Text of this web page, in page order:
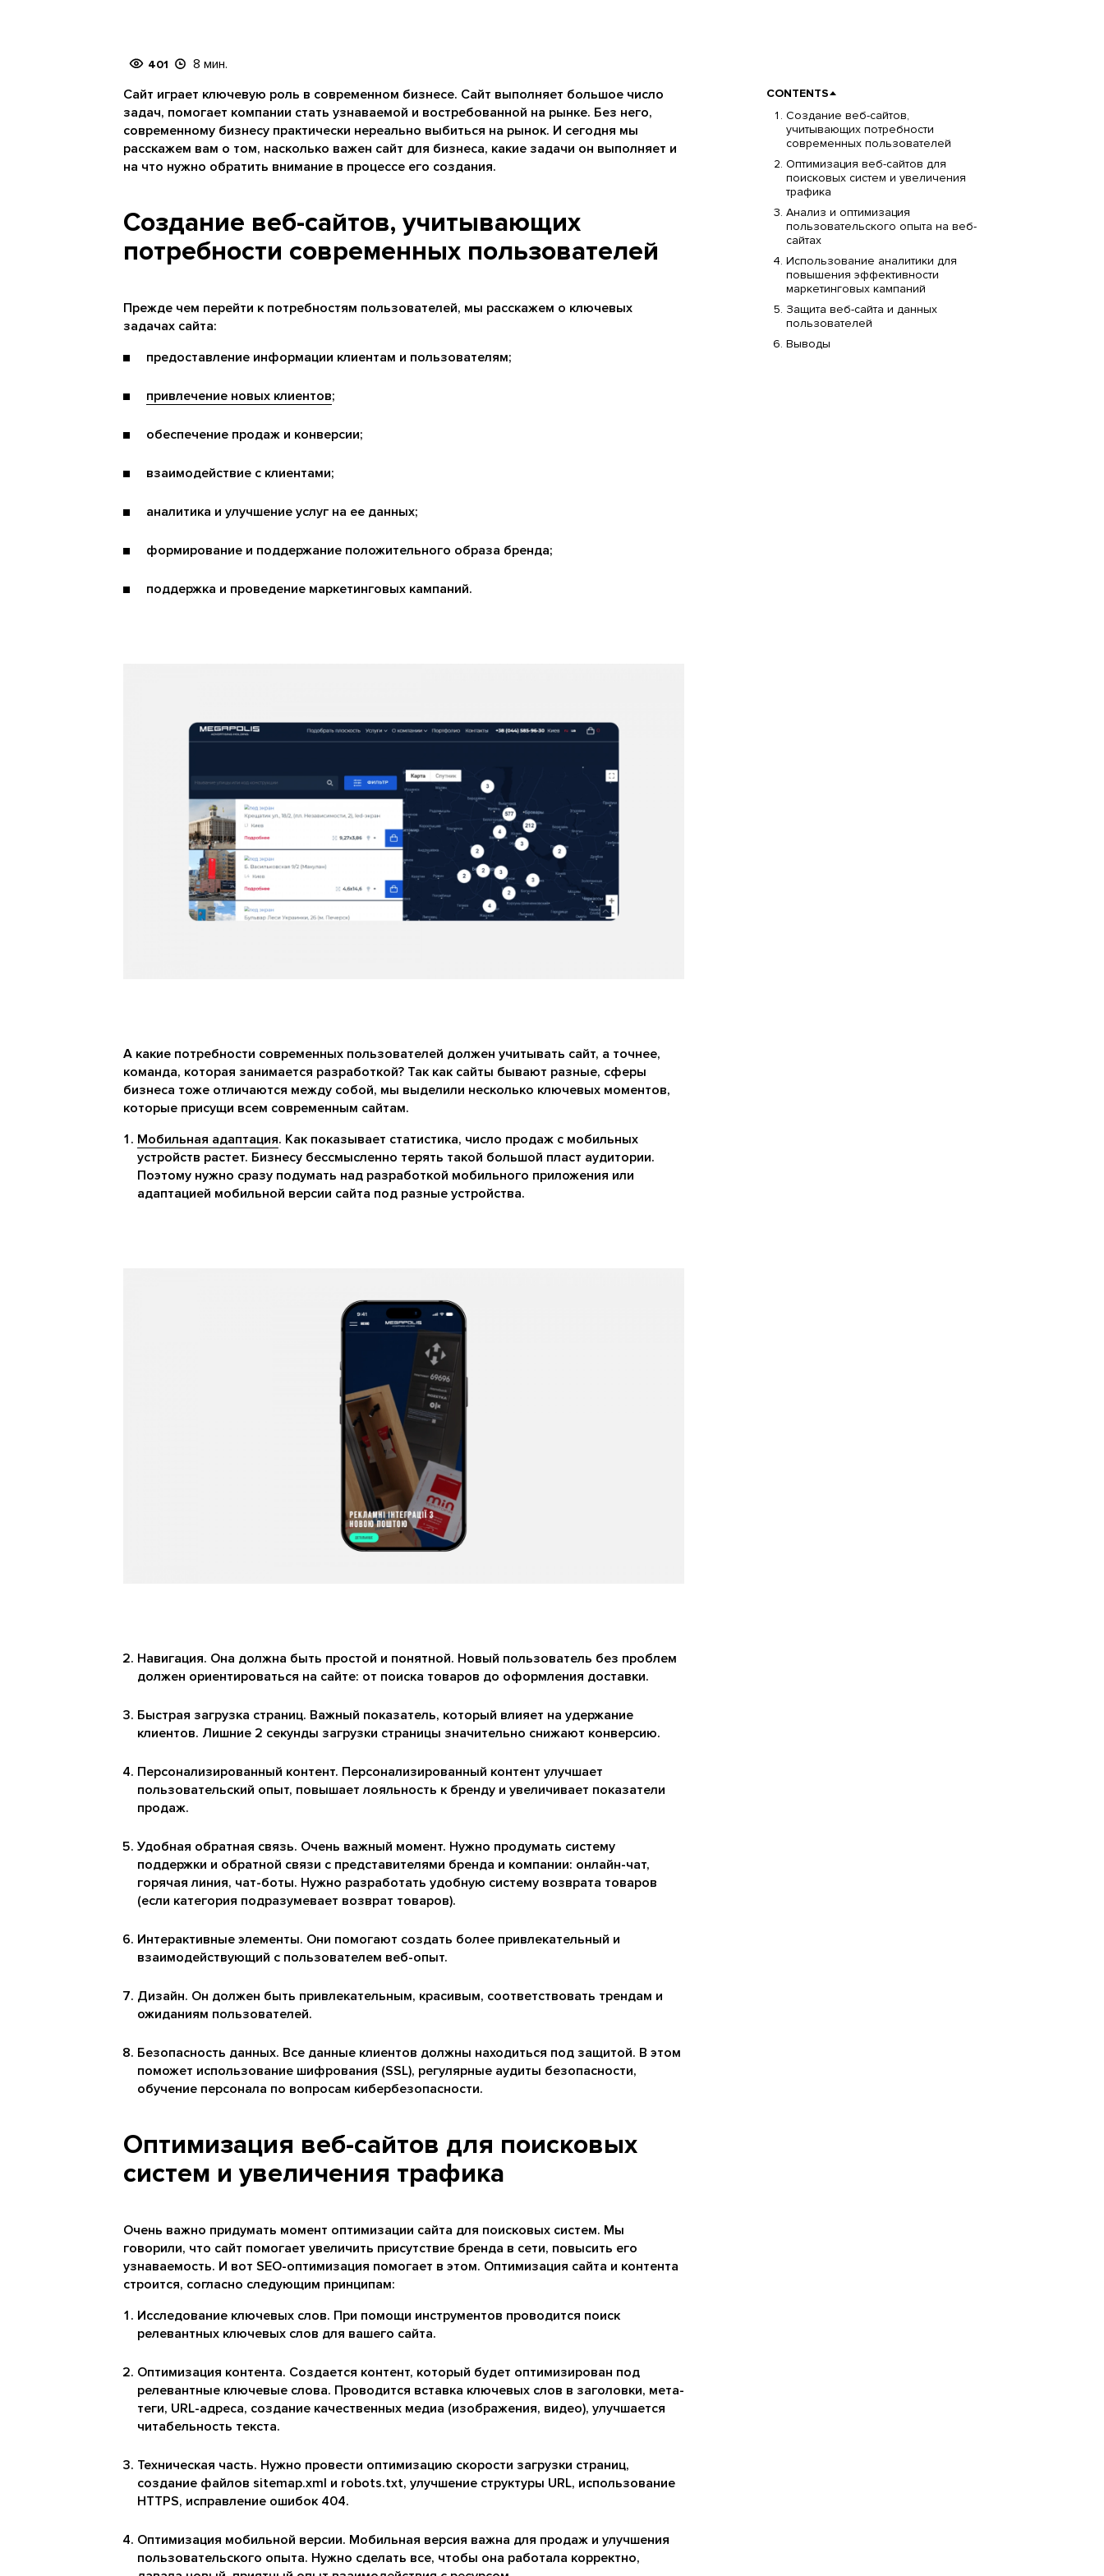
401 8 мин.
CONTENTS
Создание веб-сайтов,
учитывающих потребности
современных пользователей
Оптимизация веб-сайтов для
поисковых систем и увеличения
трафика
Анализ и оптимизация
пользовательского опыта на веб-
сайтах
Использование аналитики для
повышения эффективности
маркетинговых кампаний
Защита веб-сайта и данных
пользователей
Выводы
Сайт играет ключевую роль в современном бизнесе. Сайт выполняет большое число
задач, помогает компании стать узнаваемой и востребованной на рынке. Без него,
современному бизнесу практически нереально выбиться на рынок. И сегодня мы
расскажем вам о том, насколько важен сайт для бизнеса, какие задачи он выполняет и
на что нужно обратить внимание в процессе его создания.
Создание веб-сайтов, учитывающих
потребности современных пользователей
Прежде чем перейти к потребностям пользователей, мы расскажем о ключевых
задачах сайта:
предоставление информации клиентам и пользователям;
привлечение новых клиентов;
обеспечение продаж и конверсии;
взаимодействие с клиентами;
аналитика и улучшение услуг на ее данных;
формирование и поддержание положительного образа бренда;
поддержка и проведение маркетинговых кампаний.
А какие потребности современных пользователей должен учитывать сайт, а точнее,
команда, которая занимается разработкой? Так как сайты бывают разные, сферы
бизнеса тоже отличаются между собой, мы выделили несколько ключевых моментов,
которые присущи всем современным сайтам.
Мобильная адаптация. Как показывает статистика, число продаж с мобильных
устройств растет. Бизнесу бессмысленно терять такой большой пласт аудитории.
Поэтому нужно сразу подумать над разработкой мобильного приложения или
адаптацией мобильной версии сайта под разные устройства.
Навигация. Она должна быть простой и понятной. Новый пользователь без проблем
должен ориентироваться на сайте: от поиска товаров до оформления доставки.
Быстрая загрузка страниц. Важный показатель, который влияет на удержание
клиентов. Лишние 2 секунды загрузки страницы значительно снижают конверсию.
Персонализированный контент. Персонализированный контент улучшает
пользовательский опыт, повышает лояльность к бренду и увеличивает показатели
продаж.
Удобная обратная связь. Очень важный момент. Нужно продумать систему
поддержки и обратной связи с представителями бренда и компании: онлайн-чат,
горячая линия, чат-боты. Нужно разработать удобную систему возврата товаров
(если категория подразумевает возврат товаров).
Интерактивные элементы. Они помогают создать более привлекательный и
взаимодействующий с пользователем веб-опыт.
Дизайн. Он должен быть привлекательным, красивым, соответствовать трендам и
ожиданиям пользователей.
Безопасность данных. Все данные клиентов должны находиться под защитой. В этом
поможет использование шифрования (SSL), регулярные аудиты безопасности,
обучение персонала по вопросам кибербезопасности.
Оптимизация веб-сайтов для поисковых
систем и увеличения трафика
Очень важно придумать момент оптимизации сайта для поисковых систем. Мы
говорили, что сайт помогает увеличить присутствие бренда в сети, повысить его
узнаваемость. И вот SEO-оптимизация помогает в этом. Оптимизация сайта и контента
строится, согласно следующим принципам:
Исследование ключевых слов. При помощи инструментов проводится поиск
релевантных ключевых слов для вашего сайта.
Оптимизация контента. Создается контент, который будет оптимизирован под
релевантные ключевые слова. Проводится вставка ключевых слов в заголовки, мета-
теги, URL-адреса, создание качественных медиа (изображения, видео), улучшается
читабельность текста.
Техническая часть. Нужно провести оптимизацию скорости загрузки страниц,
создание файлов sitemap.xml и robots.txt, улучшение структуры URL, использование
HTTPS, исправление ошибок 404.
Оптимизация мобильной версии. Мобильная версия важна для продаж и улучшения
пользовательского опыта. Нужно сделать все, чтобы она работала корректно,